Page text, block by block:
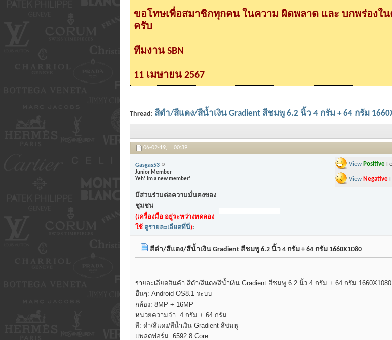
ขอโทษเพื่อสมาชิกทุกคน ในความ ผิดพลาด และ บกพร่องใ
ครับ
ทีมงาน SBN
11 เมษายน 2567
Thread: สีดำ/สีแดง/สีน้ำเงิน Gradient สีชมพู 6.2 นิ้ว 4 กรัม + 64 กรัม
06-02-19, 00:39
Gasgas53
Junior Member
Yeh! Im a new member!
มีส่วนร่วมต่อความมั่นคงของ
ชุมชน
(เครื่องมือ อยู่ระหว่างทดลอง
ใช้ ดูรายละเอียดที่นี่):
View Positive
View Negative
สีดำ/สีแดง/สีน้ำเงิน Gradient สีชมพู 6.2 นิ้ว 4 กรัม + 64 กรัม 1660X1080
รายละเอียดสินค้า สีดำ/สีแดง/สีน้ำเงิน Gradient สีชมพู 6.2 นิ้ว 4 กรัม + 64 กรัม
อื่นๆ: Android OS8.1 ระบบ
กล้อง: 8MP + 16MP
หน่วยความจำ: 4 กรัม + 64 กรัม
สี: ดำ/สีแดง/สีน้ำเงิน Gradient สีชมพู
แพลตฟอร์ม: 6592 8 Core